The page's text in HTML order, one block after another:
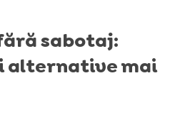
sabotaj:
alternative mai